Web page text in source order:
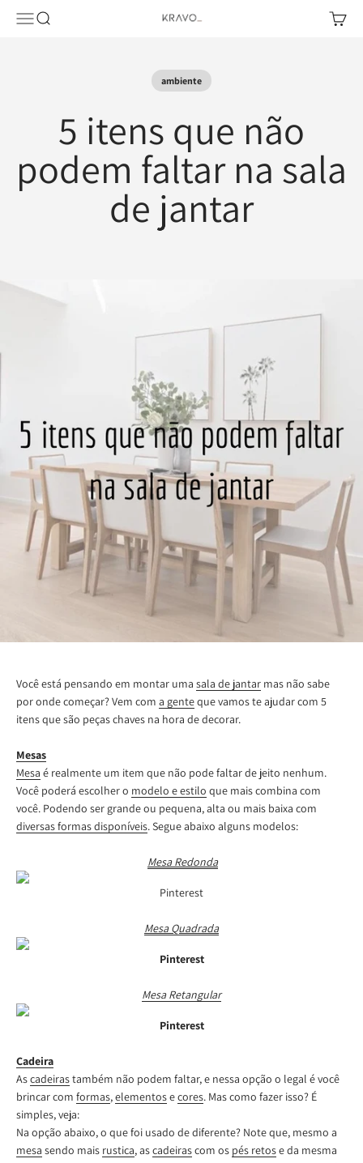
Pular para o conteúdo
Abrir menu de navegação
Abrir pesquisa KRAVO urban design Abrir
ambiente
5 itens que não
podem faltar na sala
de jantar
Você está pensando em montar uma sala de jantar mas não sabe
por onde começar? Vem com a genteque vamos te ajudar com 5
itens que são peças chaves na hora de decorar.
Mesas
Mesa é realmente um item que não pode faltar de jeito nenhum.
Você poderá escolher o modelo e estilo que mais combina com
você. Podendo ser grande ou pequena, alta ou mais baixa com
diversas formas disponíveis. Segue abaixo alguns modelos:
Mesa Redonda
Pinterest
Mesa Quadrada
Pinterest
Mesa Retangular
Pinterest
Cadeira
Ascadeirastambém não podem faltar, e nessa opção o legal é você
brincar com formas,elementosecores. Mas como fazer isso? É
simples, veja:
Na opção abaixo, o que foi usado de diferente? Note que, mesmo a
mesa sendo mais rustica, ascadeirascom os pés retose da mesma